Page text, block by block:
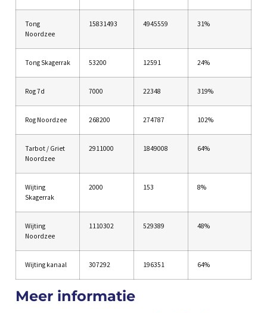
Tong
Noordzee
15831493 4945559 31%
Tong Skagerrak 53200 12591 24%
Rog 7d 7000 22348 319%
Rog Noordzee 268200 274787 102%
Tarbot / Griet
Noordzee
2911000 1849008 64%
Wijting
Skagerrak
2000 153 8%
Wijting
Noordzee
1110302 529389 48%
Wijting kanaal 307292 196351 64%
Meer informatie